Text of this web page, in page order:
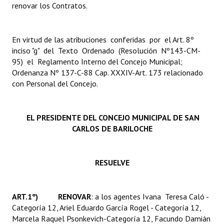
Datos Históricos
Audiencias Públicas - Registro
Mujeres que Dejaron Huellas - Registro
Banca del Vecino - Registro
Reconocimientos - Registro
Bariloche, Municipio intercultural
renovar los Contratos.
En virtud de las atribuciones conferidas por el Art. 8º
inciso "g" del Texto Ordenado (Resolución Nº143-CM-
95) el Reglamento Interno del Concejo Municipal;
Ordenanza Nº 137-C-88 Cap. XXXIV-Art. 173 relacionado
con Personal del Concejo.
EL PRESIDENTE DEL CONCEJO MUNICIPAL DE SAN
CARLOS DE BARILOCHE
RESUELVE
ART.1º) RENOVAR: a los agentes Ivana Teresa Caló -
Categoría 12, Ariel Eduardo García Rogel - Categoría 12,
Marcela Raquel Psonkevich-Categoría 12, Facundo Damián